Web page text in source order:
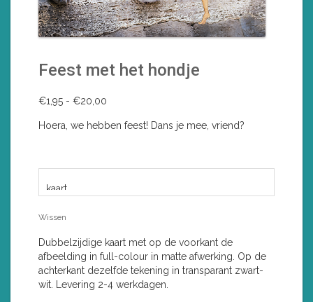
Feest met het hondje
€1,95 - €20,00
tot
Hoera, we hebben feest! Dans je mee, vriend?
Wissen
Dubbelzijdige kaart met op de voorkant de
afbeelding in full-colour in matte afwerking. Op de
achterkant dezelfde tekening in transparant zwart-
wit. Levering 2-4 werkdagen.